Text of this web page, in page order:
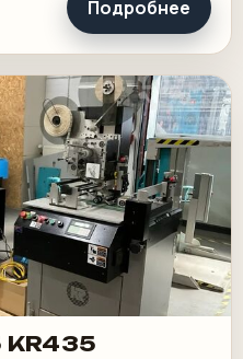
Подробнее
KR435